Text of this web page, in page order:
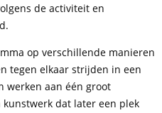
de activiteit en
op verschillende manieren
tegen elkaar strijden in een
werken aan één groot
dat later een plek